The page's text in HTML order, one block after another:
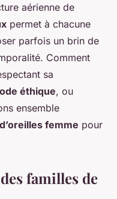
aérienne de
permet à chacune
parfois un brin de
Comment
sa
éthique, ou
ensemble
femme pour
familles de